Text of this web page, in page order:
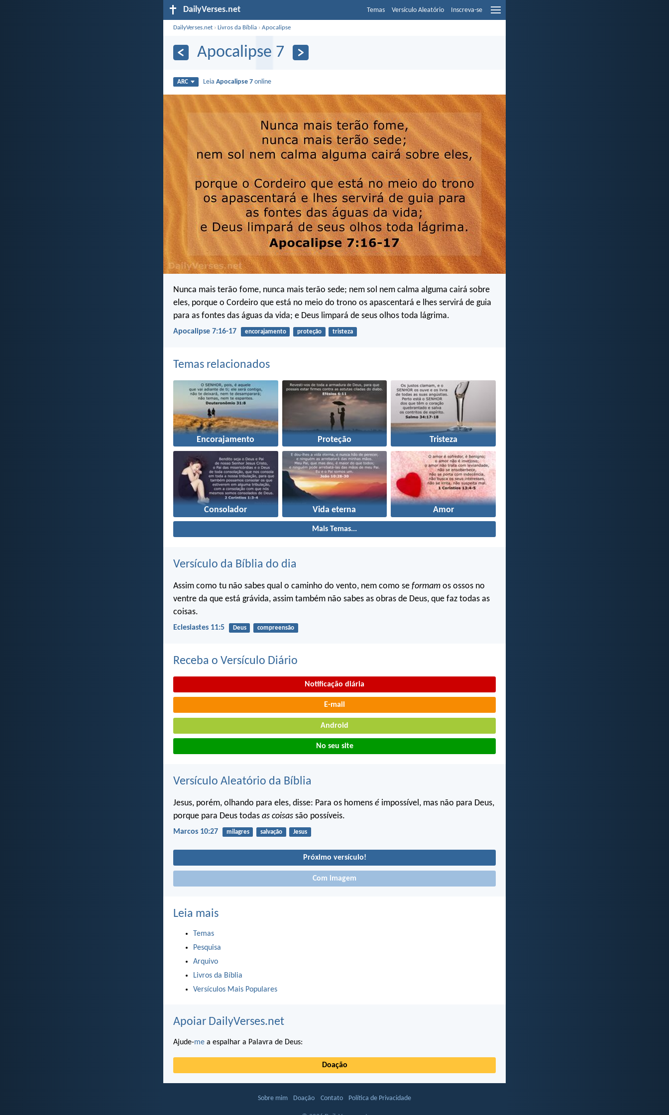
DailyVerses.net Temas Versículo Aleatório Inscreva-se
DailyVerses.net ›Livros da Bíblia ›Apocalipse
Apocalipse 7
ARC LeiaApocalipse 7 online
Nunca mais terão fome, nunca mais terão sede; nem sol nem calma alguma cairá sobre
eles, porque o Cordeiro que está no meio do trono os apascentará e lhes servirá de guia
para as fontes das águas da vida; e Deus limpará de seus olhos toda lágrima.
Apocalipse 7:16-17 encorajamento proteção tristeza
Temas relacionados
Encorajamento Proteção Tristeza
Consolador Vida eterna Amor
Mais Temas...
Versículo da Bíblia do dia
Assim como tu não sabes qual o caminho do vento, nem como se formam os ossos no
ventre da que está grávida, assim também não sabes as obras de Deus, que faz todas as
coisas.
Eclesiastes 11:5 Deus compreensão
Receba o Versículo Diário
Notificação diária
E-mail
Android
No seu site
Versículo Aleatório da Bíblia
Jesus, porém, olhando para eles, disse: Para os homens é impossível, mas não para Deus,
porque para Deus todas as coisas são possíveis.
Marcos 10:27 milagres salvação Jesus
Próximo versículo!
Com imagem
Leia mais
Temas
Pesquisa
Arquivo
Livros da Bíblia
Versículos Mais Populares
Apoiar DailyVerses.net
Ajude-me a espalhar a Palavra de Deus:
Doação
Sobre mim Doação Contato Política de Privacidade